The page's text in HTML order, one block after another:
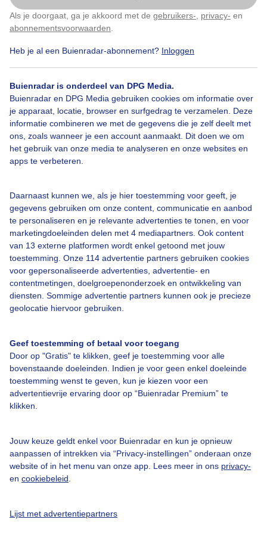
Als je doorgaat, ga je akkoord met de gebruikers- privacy- en
abonnementsvoorwaarden
Heb je al een Buienradar-abonnement? Inloggen
Buienradar is onderdeel van DPG Media.
Buienradar en DPG Media gebruiken cookies om informatie over
je apparaat, locatie, browser en surfgedrag te verzamelen. Deze
informatie combineren we met de gegevens die je zelf deelt met
ons, zoals wanneer je een account aanmaakt. Dit doen we om
het gebruik van onze media te analyseren en onze websites en
apps te verbeteren.
Daarnaast kunnen we, als je hier toestemming voor geeft, je
gegevens gebruiken om onze content, communicatie en aanbod
te personaliseren en je relevante advertenties te tonen, en voor
marketingdoeleinden delen met 4 mediapartners. Ook content
van 13 externe platformen wordt enkel getoond met jouw
toestemming. Onze 114 advertentie partners gebruiken cookies
voor gepersonaliseerde advertenties, advertentie- en
contentmetingen, doelgroepenonderzoek en ontwikkeling van
diensten. Sommige advertentie partners kunnen ook je precieze
geolocatie hiervoor gebruiken.
Geef toestemming of betaal voor toegang
Door op "Gratis" te klikken, geef je toestemming voor alle
bovenstaande doeleinden. Indien je voor geen enkel doeleinde
toestemming wenst te geven, kun je kiezen voor een
advertentievrije ervaring door op “Buienradar Premium” te
klikken.
Jouw keuze geldt enkel voor Buienradar en kun je opnieuw
aanpassen of intrekken via “Privacy-instellingen” onderaan onze
website of in het menu van onze app. Lees meer in ons privacy-
en cookiebeleid
Lijst met advertentiepartners
Door: Frank Berbers Gemaakt: 07-05-2021, 424x bekeken
Bekijk slideshow
Een moment geduld aub...
Over Buienradar
Veelgestelde vragen
Contact
Toegankelijkheid
Gebruikersvoorwaarden
Buienradar Team
Privacy instellingen
Klik hierom dit aan te passen